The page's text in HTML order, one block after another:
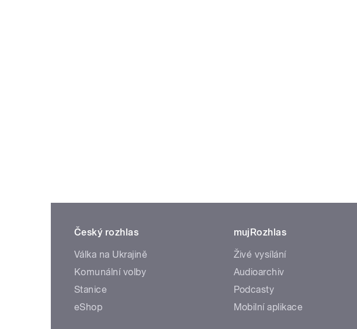
Český rozhlas
Válka na Ukrajině
Komunální volby
Stanice
eShop
mujRozhlas
Živé vysílání
Audioarchiv
Podcasty
Mobilní aplikace